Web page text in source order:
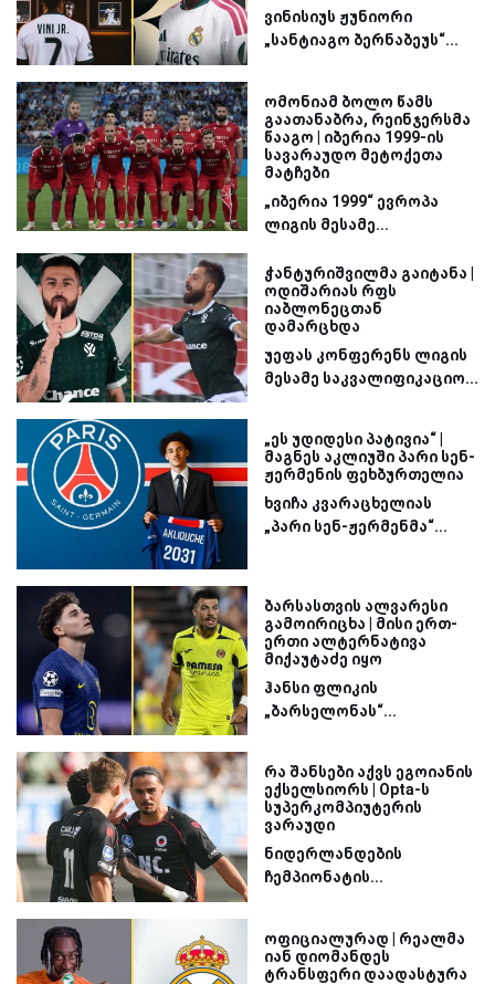
ვინისიუს ჟუნიორი
„სანტიაგო ბერნაბეუს“...
ომონიამ ბოლო წამს
გაათანაბრა, რეინჯერსმა
წააგო | იბერია 1999-ის
სავარაუდო მეტოქეთა
მატჩები
„იბერია 1999“ ევროპა
ლიგის მესამე...
ჭანტურიშვილმა გაიტანა |
ოდიშარიას რფს
იაბლონეცთან
დამარცხდა
უეფას კონფერენს ლიგის
მესამე საკვალიფიკაციო...
„ეს უდიდესი პატივია“ |
მაგნეს აკლიუში პარი სენ-
ჟერმენის ფეხბურთელია
ხვიჩა კვარაცხელიას
„პარი სენ-ჟერმენმა“...
ბარსასთვის ალვარესი
გამოირიცხა | მისი ერთ-
ერთი ალტერნატივა
მიქაუტაძე იყო
ჰანსი ფლიკის
„ბარსელონას“...
რა შანსები აქვს ეგოიანის
ექსელსიორს | Opta-ს
სუპერკომპიუტერის
ვარაუდი
ნიდერლანდების
ჩემპიონატის...
ოფიციალურად | რეალმა
იან დიომანდეს
ტრანსფერი დაადასტურა